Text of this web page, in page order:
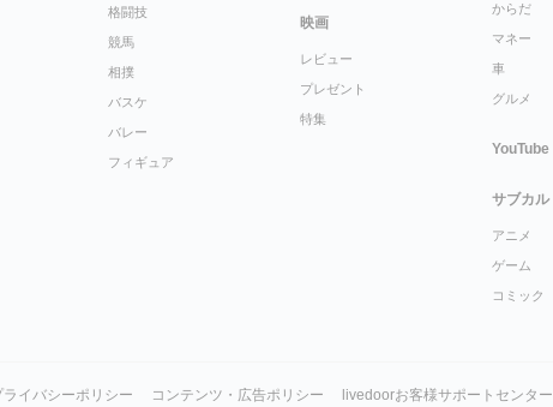
格闘技
競馬
相撲
バスケ
バレー
フィギュア
映画
レビュー
プレゼント
特集
からだ
マネー
車
グルメ
YouTube
サブカル
アニメ
ゲーム
コミック
ライバシーポリシー コンテンツ・広告ポリシー livedoorお客様サポートセンター